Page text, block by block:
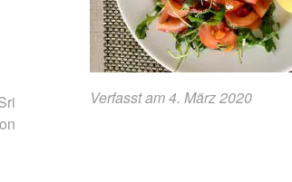
Verfasst am 4. März 2020